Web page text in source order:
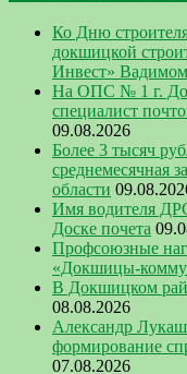
Ко Дню
докшицкой
Инвест»
На ОПС № 1 г.
специалист
09.08.2026
Более 3 тысяч
среднемесячная
области
Имя водителя
Доске почета
Профсоюзные
«Докшицы-
В Докшицком
08.08.2026
Александр
формирование
07.08.2026